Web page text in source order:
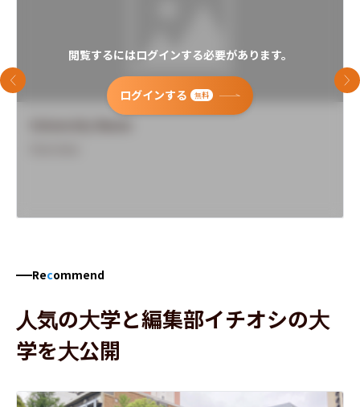
閲覧するにはログインする必要があります。
ログインする 無料
前のスライド 次
Recommend
人気の大学と編集部イチオシの大
学を大公開